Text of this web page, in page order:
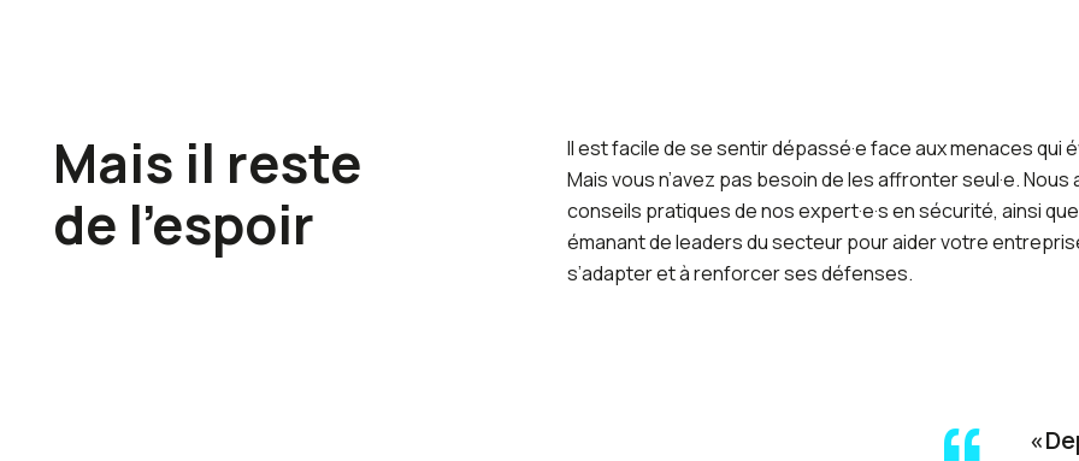
Mais il reste
de l’espoir
Il est facile de se sentir dépassé·e face aux menaces qui
Mais vous n’avez pas besoin de les affronter seul·e.
conseils pratiques de nos expert·e·s en sécurité, ainsi
émanant de leaders du secteur pour aider votre
s’adapter et à renforcer ses défenses.
«